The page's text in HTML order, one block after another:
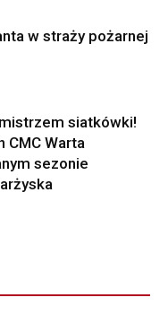
w straży pożarnej
siatkówki!
CMC Warta
sezonie